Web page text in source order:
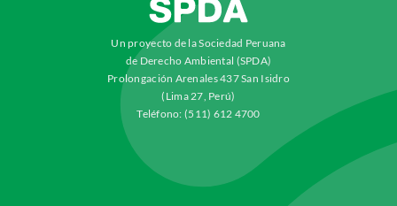
Un proyecto de la Sociedad Peruana
de Derecho Ambiental (SPDA)
Prolongación Arenales 437 San Isidro
(Lima 27, Perú)
Teléfono: (511) 612 4700